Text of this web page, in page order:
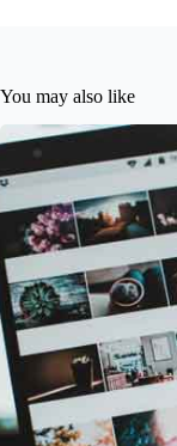
You may also like